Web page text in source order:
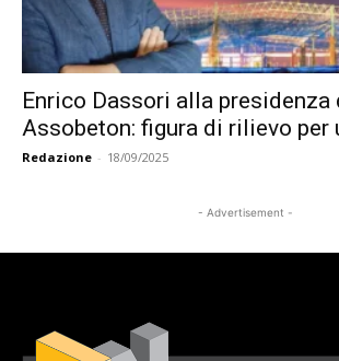
Enrico Dassori alla presidenza
Assobeton: figura di rilievo per
Redazione - 18/09/2025
- Advertisement -